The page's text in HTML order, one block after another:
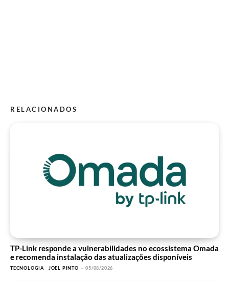
RELACIONADOS
TP-Link responde a vulnerabilidades no ecossistema Omada
e recomenda instalação das atualizações disponíveis
TECNOLOGIA JOEL PINTO - 05/08/2026